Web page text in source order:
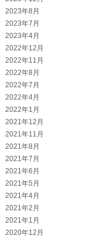
2023年8月
2023年7月
2023年4月
2022年12月
2022年11月
2022年8月
2022年7月
2022年4月
2022年1月
2021年12月
2021年11月
2021年8月
2021年7月
2021年6月
2021年5月
2021年4月
2021年2月
2021年1月
2020年12月